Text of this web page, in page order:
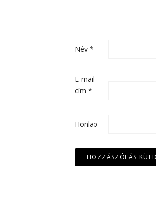
Név *
E-mail
cím *
Honlap